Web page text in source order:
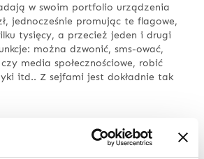
w swoim portfolio urządzenia
jednocześnie promując te flagowe,
tysięcy, a przecież jeden i drugi
można dzwonić, sms-ować,
media społecznościowe, robić
itd.. Z sejfami jest dokładnie tak
S1, których cena w naszym sklepie
wokół tysiąca złotych + ewentualnie